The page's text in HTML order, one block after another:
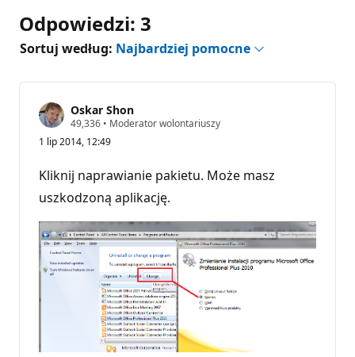
Odpowiedzi: 3
Sortuj według: Najbardziej pomocne
Oskar Shon
49,336 P
n
t
y
r
e
u
t
j
i
• Moderator wolontariuszy
1 lip 2014, 12:49
Kliknij naprawianie pakietu. Może masz
uszkodzoną aplikację.